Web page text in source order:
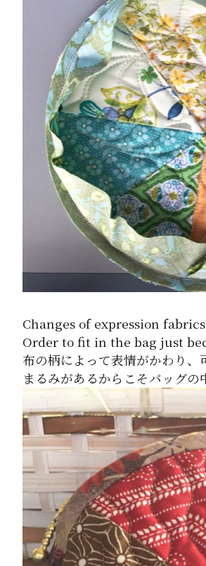
Changes of expression
Order to fit in the bag just
布の柄によって表情がかわり、
まるみがあるからこそバッグの